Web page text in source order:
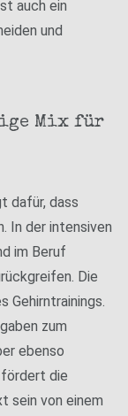
auch ein
und
Mix für
dafür, dass
In der intensiven
im Beruf
Die
Gehirntrainings.
zum
ebenso
fördert die
sein von einem